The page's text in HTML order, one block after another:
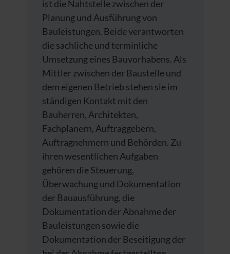
ist die Nahtstelle zwischen der
Planung und Ausführung von
Bauleistungen. Beide verantworten
die sachliche und terminliche
Umsetzung eines Bauvorhabens. Als
Mittler zwischen der Baustelle und
dem eigenen Betrieb stehen sie im
ständigen Kontakt mit den
Bauherren, Architekten,
Fachplanern, Auftraggebern,
Auftragnehmern und Behörden. Zu
ihren wesentlichen Aufgaben
gehören die Steuerung,
Überwachung und Dokumentation
der Bauausführung, die
Dokumentation der Abnahme der
Bauleistungen sowie die
Dokumentation der Beseitigung der